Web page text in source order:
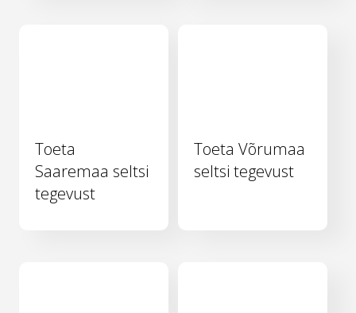
Toeta
Saaremaa seltsi
tegevust
Toeta Võrumaa
seltsi tegevust